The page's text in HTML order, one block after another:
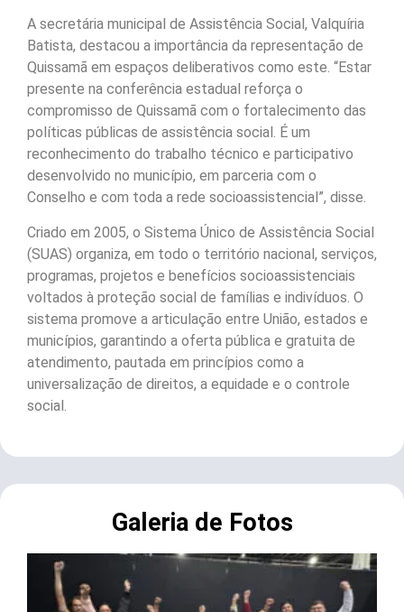
A secretária municipal de Assistência Social, Valquíria
Batista, destacou a importância da representação de
Quissamã em espaços deliberativos como este. “Estar
presente na conferência estadual reforça o
compromisso de Quissamã com o fortalecimento das
políticas públicas de assistência social. É um
reconhecimento do trabalho técnico e participativo
desenvolvido no município, em parceria com o
Conselho e com toda a rede socioassistencial”, disse.
Criado em 2005, o Sistema Único de Assistência Social
(SUAS) organiza, em todo o território nacional, serviços,
programas, projetos e benefícios socioassistenciais
voltados à proteção social de famílias e indivíduos. O
sistema promove a articulação entre União, estados e
municípios, garantindo a oferta pública e gratuita de
atendimento, pautada em princípios como a
universalização de direitos, a equidade e o controle
social.
Galeria de Fotos